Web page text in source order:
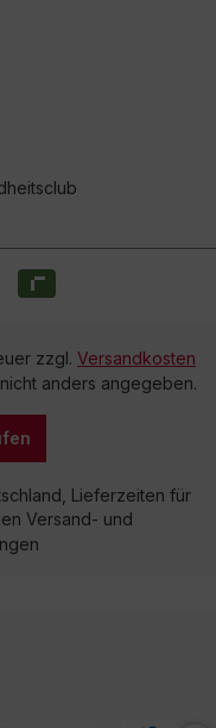
zzgl. Versandkosten
anders angegeben.
Lieferzeiten für
Versand- und